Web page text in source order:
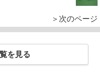
＞次のページ
を見る